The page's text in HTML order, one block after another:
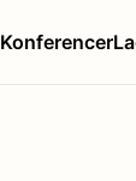
Konferencer